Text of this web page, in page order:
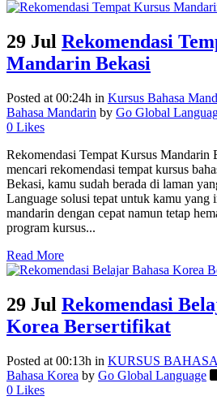
29 Jul Rekomendasi
Mandarin Bekasi
Posted at 00:24h in Kursus Bahasa
Bahasa Mandarin by Go Global
0 Likes
Rekomendasi Tempat Kursus Mandarin
mencari rekomendasi tempat kursus
Bekasi, kamu sudah berada di laman
Language solusi tepat untuk kamu yang
mandarin dengan cepat namun tetap
program kursus...
Read More
29 Jul Rekomendasi
Korea Bersertifikat
Posted at 00:13h in KURSUS
Bahasa Korea by Go Global Language
0 Likes